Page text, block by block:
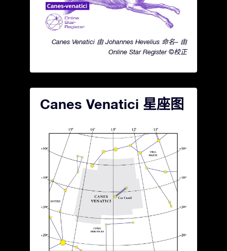
Canes Venatici 由 Johannes Hevelius 命名– 由
Online Star Register ©校正
Canes Venatici 星座图